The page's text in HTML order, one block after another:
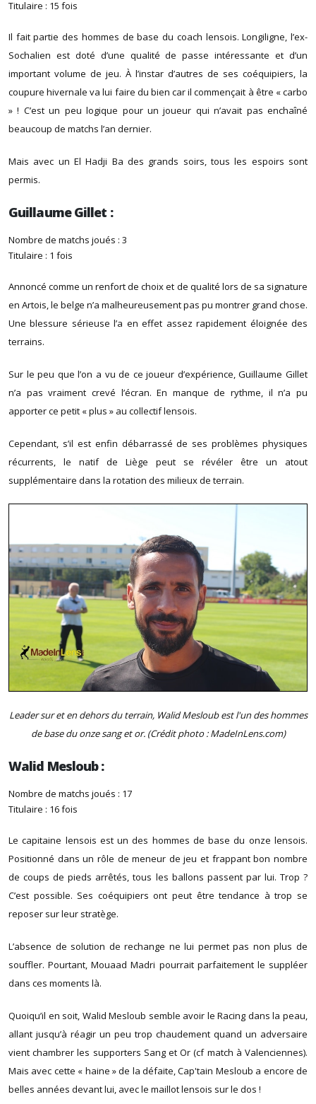
Titulaire : 15 fois
Il fait partie des hommes de base du coach lensois. Longiligne, l’ex-
Sochalien est doté d’une qualité de passe intéressante et d’un
important volume de jeu. À l’instar d’autres de ses coéquipiers, la
coupure hivernale va lui faire du bien car il commençait à être « carbo
» ! C’est un peu logique pour un joueur qui n’avait pas enchaîné
beaucoup de matchs l’an dernier.
Mais avec un El Hadji Ba des grands soirs, tous les espoirs sont
permis.
Guillaume Gillet :
Nombre de matchs joués : 3
Titulaire : 1 fois
Annoncé comme un renfort de choix et de qualité lors de sa signature
en Artois, le belge n’a malheureusement pas pu montrer grand chose.
Une blessure sérieuse l’a en effet assez rapidement éloignée des
terrains.
Sur le peu que l’on a vu de ce joueur d’expérience, Guillaume Gillet
n’a pas vraiment crevé l’écran. En manque de rythme, il n’a pu
apporter ce petit « plus » au collectif lensois.
Cependant, s’il est enfin débarrassé de ses problèmes physiques
récurrents, le natif de Liège peut se révéler être un atout
supplémentaire dans la rotation des milieux de terrain.
Leader sur et en dehors du terrain, Walid Mesloub est l'un des hommes
de base du onze sang et or. (Crédit photo : MadeInLens.com)
Walid Mesloub :
Nombre de matchs joués : 17
Titulaire : 16 fois
Le capitaine lensois est un des hommes de base du onze lensois.
Positionné dans un rôle de meneur de jeu et frappant bon nombre
de coups de pieds arrêtés, tous les ballons passent par lui. Trop ?
C’est possible. Ses coéquipiers ont peut être tendance à trop se
reposer sur leur stratège.
L’absence de solution de rechange ne lui permet pas non plus de
souffler. Pourtant, Mouaad Madri pourrait parfaitement le suppléer
dans ces moments là.
Quoiqu’il en soit, Walid Mesloub semble avoir le Racing dans la peau,
allant jusqu’à réagir un peu trop chaudement quand un adversaire
vient chambrer les supporters Sang et Or (cf match à Valenciennes).
Mais avec cette « haine » de la défaite, Cap'tain Mesloub a encore de
belles années devant lui, avec le maillot lensois sur le dos !